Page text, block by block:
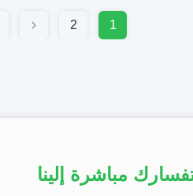
1
2
مباشرة إلينا